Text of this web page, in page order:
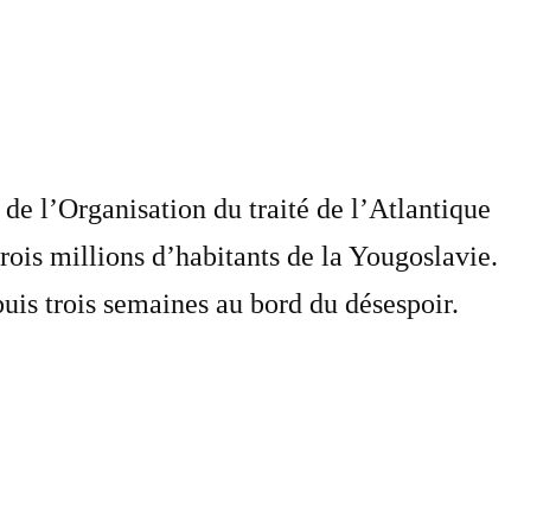
l’Organisation du traité de l’Atlantique
millions d’habitants de la Yougoslavie.
trois semaines au bord du désespoir.